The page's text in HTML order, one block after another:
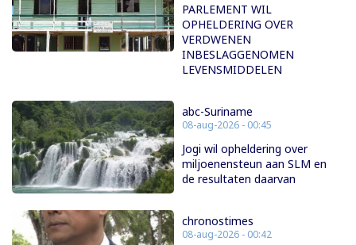
PARLEMENT WIL
OPHELDERING OVER
VERDWENEN
INBESLAGGENOMEN
LEVENSMIDDELEN
abc-Suriname
08-aug-2026 - 00:45
Jogi wil opheldering over
miljoenensteun aan SLM en
de resultaten daarvan
chronostimes
08-aug-2026 - 00:42